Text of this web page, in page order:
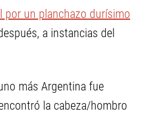
l por un planchazo durísimo
a instancias del
más Argentina fue
la cabeza/hombro